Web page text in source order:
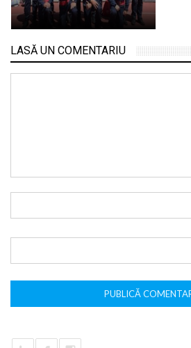
LASĂ UN COMENTARIU